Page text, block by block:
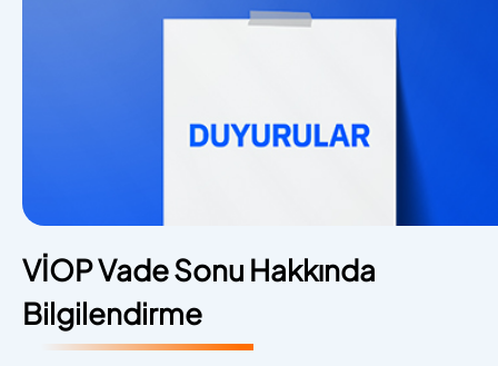
VİOP Vade Sonu Hakkında
Bilgilendirme